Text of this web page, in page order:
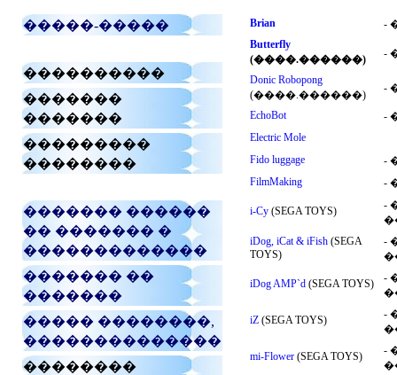
�����-�����
����������
�������
�������
���������
��������
������� ������
�� ������� �
�������������
������� ��
�������
����� ��������,
��������������
��������
Brian
-
Butterfly
(����.������)
-
Donic Robopong
(����.������)
-
EchoBot
-
Electric Mole
Fido luggage
-
FilmMaking
-
i-Cy (SEGA TOYS)
-
iDog, iCat & iFish (SEGA
TOYS)
-
iDog AMP`d (SEGA TOYS)
-
iZ (SEGA TOYS)
-
mi-Flower (SEGA TOYS)
-